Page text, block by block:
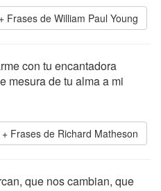
Frases de William Paul Young
con tu encantadora
mesura de tu alma a mi
Frases de Richard Matheson
que nos cambian, que